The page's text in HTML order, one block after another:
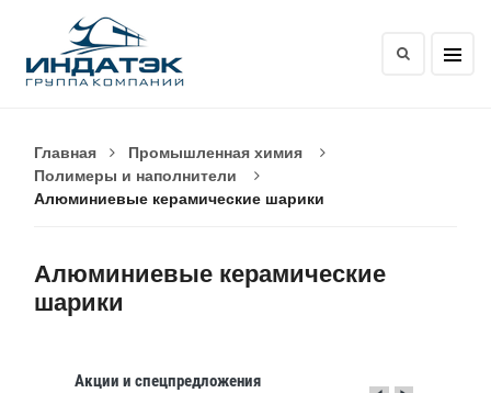
Главная
Промышленная химия
Полимеры и наполнители
Алюминиевые керамические шарики
Алюминиевые керамические
шарики
Акции и спецпредложения